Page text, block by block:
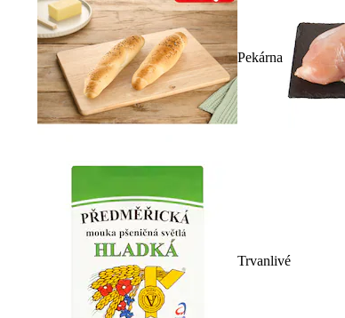
Pekárna
Trvanlivé